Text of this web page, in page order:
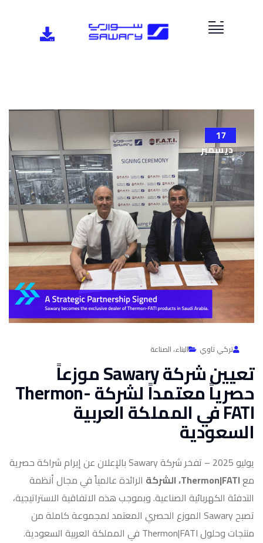
17
ديسمبر
تركي تاوي البناء،الصناعة
تعيين شركة Sawary موزعاً
حصرياً معتمداً لشركة Thermon-
FATI في المملكة العربية
السعودية
يوليو 2025 – تفخر شركة Sawary بالإعلان عن إبرام شراكة حصرية
معThermon|FATI، الشركة
الرائدة عالمياً في مجال أنظمة
التدفئة الكهربائية الصناعية. وبموجب هذه الاتفاقية الاستراتيجية،
تصبح Sawary الموزع الحصري المعتمد لمجموعة كاملة من
منتجات وحلول Thermon|FATI في المملكة العربية السعودية.